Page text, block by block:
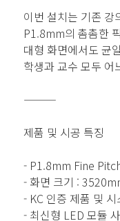
이번 설치는 기존 강
P1.8mm의 촘촘한
대형 화면에서도 균
학생과 교수 모두 어
⸻
제품 및 시공 특징
- P1.8mm Fine
- 화면 크기 :
- KC 인증 제품 및
- 최신형 LED 모듈